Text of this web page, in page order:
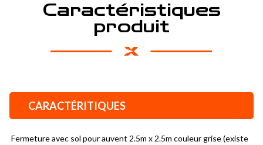
Caractéristiques
produit
CARACTÉRITIQUES
Fermeture avec sol pour auvent 2.5m x 2.5m couleur grise (existe